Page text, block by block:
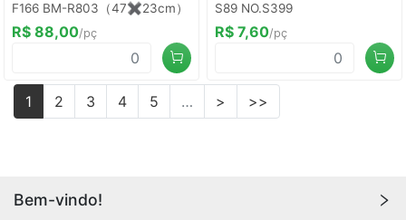
F166 BM-R803（47✖️23cm）
R$ 88,00/pç
S89 NO.S399
R$ 7,60/pç
1 2 3 4 5 … > >>
Bem-vindo!